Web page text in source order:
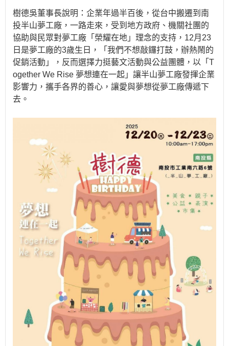
樹德吳董事長說明：企業年過半百後，從台中搬遷到南
投半山夢工廠，一路走來，受到地方政府、機關社團的
協助與民眾對夢工廠「榮耀在地」理念的支持，12月23
日是夢工廠的3歲生日，「我們不想敲鑼打鼓，辦熱鬧的
促銷活動」，反而選擇力挺藝文活動與公益團體，以「T
ogether We Rise 夢想連在一起」讓半山夢工廠發揮企業
影響力，攜手各界的善心，讓愛與夢想從夢工廠傳遞下
去。